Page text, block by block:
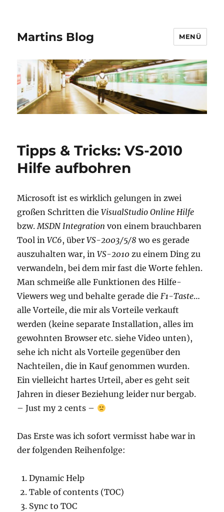
Martins Blog MENÜ
Tipps & Tricks: VS-2010
Hilfe aufbohren
Microsoft ist es wirklich gelungen in zwei
großen Schritten dieVisualStudio Online Hilfe
bzw.MSDN Integrationvon einem brauchbaren
Tool inVC6, überVS-2003/5/8 wo es gerade
auszuhalten war, inVS-2010zu einem Ding zu
verwandeln, bei dem mir fast die Worte fehlen.
Man schmeiße alle Funktionen des Hilfe-
Viewers weg und behalte gerade dieF1-Taste…
alle Vorteile, die mir als Vorteile verkauft
werden (keine separate Installation, alles im
gewohnten Browser etc. siehe Video unten),
sehe ich nicht als Vorteile gegenüber den
Nachteilen, die in Kauf genommen wurden.
Ein vielleicht hartes Urteil, aber es geht seit
Jahren in dieser Beziehung leider nur bergab.
– Just my 2 cents –
Das Erste was ich sofort vermisst habe war in
der folgenden Reihenfolge:
Dynamic Help
Table of contents (TOC)
Sync to TOC